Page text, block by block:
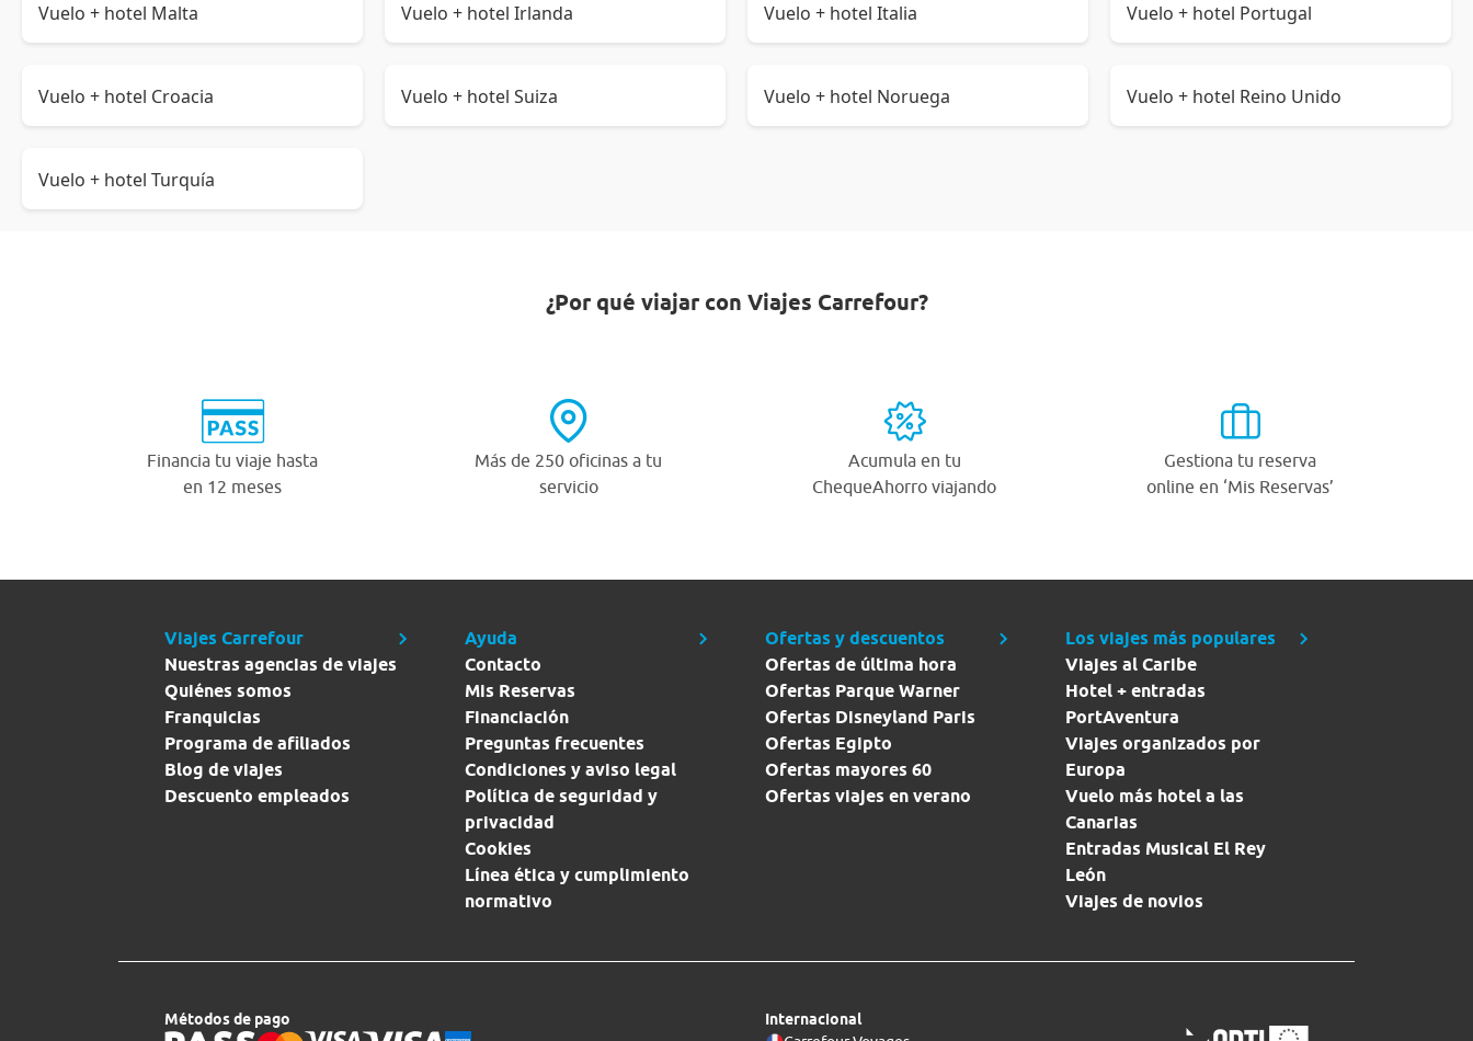
Vuelo + hotel Malta Vuelo + hotel Irlanda Vuelo + hotel Italia Vuelo + hotel Portugal
Vuelo + hotel Croacia Vuelo + hotel Suiza Vuelo + hotel Noruega Vuelo + hotel Reino Unido
Vuelo + hotel Turquía
¿Por qué viajar con Viajes Carrefour?
Financia tu viaje hasta
en 12 meses
Más de 250 oficinas a tu
servicio
Acumula en tu
ChequeAhorro viajando
Gestiona tu reserva
online en ‘Mis Reservas’
Viajes Carrefour
Nuestras agencias de viajes
Quiénes somos
Franquicias
Programa de afiliados
Blog de viajes
Descuento empleados
Ayuda
Contacto
Mis Reservas
Financiación
Preguntas frecuentes
Condiciones y aviso legal
Política de seguridad y
privacidad
Cookies
Línea ética y cumplimiento
normativo
Ofertas y descuentos
Ofertas de última hora
Ofertas Parque Warner
Ofertas Disneyland Paris
Ofertas Egipto
Ofertas mayores 60
Ofertas viajes en verano
Los viajes más populares
Viajes al Caribe
Hotel + entradas
PortAventura
Viajes organizados por
Europa
Vuelo más hotel a las
Canarias
Entradas Musical El Rey
León
Viajes de novios
Métodos de pago
Internacional